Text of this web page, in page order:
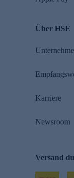
Über HSE
Karriere
Newsroom
Versand